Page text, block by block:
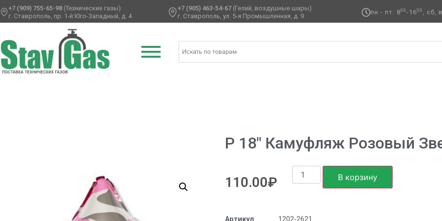
+7 (909) 755-65-98 (Технические газы)
г. Ставрополь, пр. 1-й Юго-Западный, д. 4
+7 (905) 463-54-67 (Гелий, воздушные шары)
г. Ставрополь, ул. 5-я Промышленная, д. 9 ​
пн - пт: 800-1600 , сб,
Р 18″ Камуфляж Розовый
110.00₽ В корзину
Артикул
1202-2621